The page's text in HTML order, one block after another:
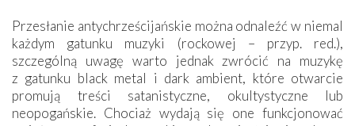
Przesłanie antychrześcijańskie można odnaleźć w niemal
każdym gatunku muzyki (rockowej – przyp. red.),
szczególną uwagę warto jednak zwrócić na muzykę
z gatunku black metal i dark ambient, które otwarcie
promują treści satanistyczne, okultystyczne lub
neopogańskie. Chociaż wydają się one funkcjonować